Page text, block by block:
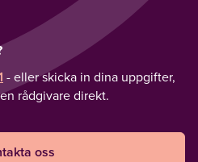
- eller skicka in dina uppgifter,
rådgivare direkt.
oss